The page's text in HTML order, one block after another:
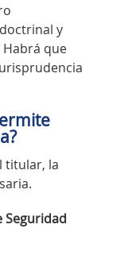
y
que
titular, la
Seguridad